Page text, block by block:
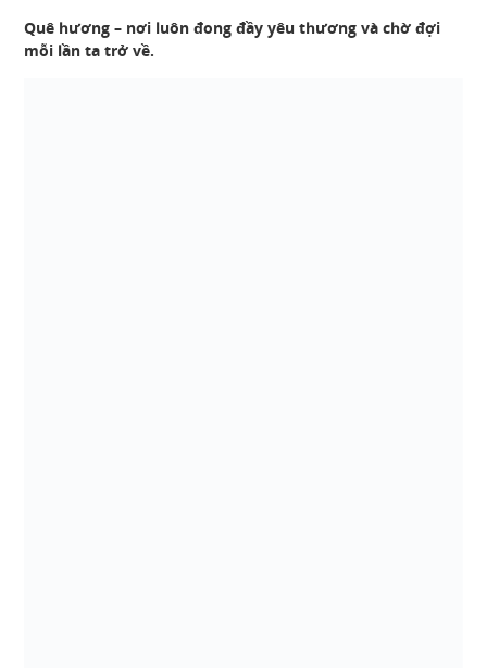
Quê hương – nơi luôn đong đầy yêu thương và chờ đợi
mỗi lần ta trở về.